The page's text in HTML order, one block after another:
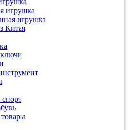
игрушка
игрушка
Китая